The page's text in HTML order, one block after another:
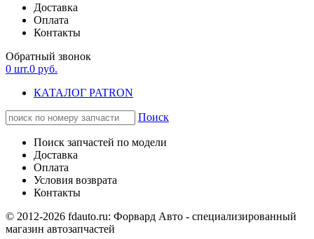
Доставка
Оплата
Контакты
Обратный звонок
0 шт.0 руб.
КАТАЛОГ PATRON
Поиск
Поиск запчастей по модели
Доставка
Оплата
Условия возврата
Контакты
© 2012-2026 fdauto.ru: Форвард Авто - специализированный
магазин автозапчастей